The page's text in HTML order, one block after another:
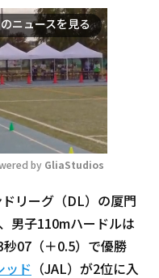
のニュースを見る
Mute
by GliaStudios
リーグ（DL）の厦門
男子110mハードルは
07（＋0.5）で優勝
ッド
（JAL）が2位に入